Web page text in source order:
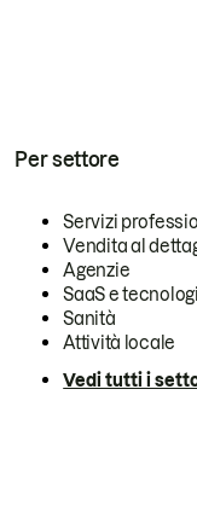
Per settore
Servizi
Vendita al
Agenzie
SaaS e
Sanità
Attività locale
Vedi tutti i